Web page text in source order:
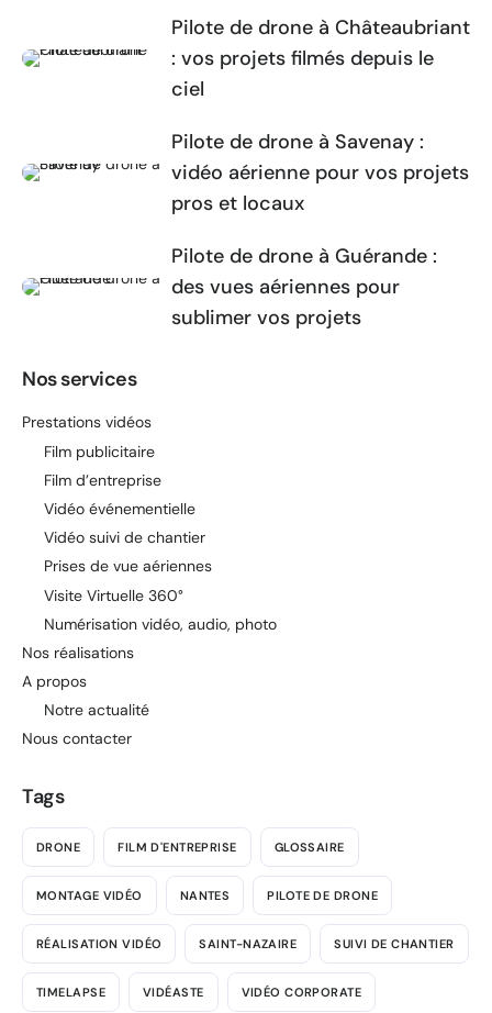
Pilote de drone à Châteaubriant
: vos projets filmés depuis le
ciel
Pilote de drone à Savenay :
vidéo aérienne pour vos projets
pros et locaux
Pilote de drone à Guérande :
des vues aériennes pour
sublimer vos projets
Nos services
Prestations vidéos
Film publicitaire
Film d’entreprise
Vidéo événementielle
Vidéo suivi de chantier
Prises de vue aériennes
Visite Virtuelle 360°
Numérisation vidéo, audio, photo
Nos réalisations
A propos
Notre actualité
Nous contacter
Tags
DRONE FILM D'ENTREPRISE GLOSSAIRE
MONTAGE VIDÉO NANTES PILOTE DE DRONE
RÉALISATION VIDÉO SAINT-NAZAIRE SUIVI DE CHANTIER
TIMELAPSE VIDÉASTE VIDÉO CORPORATE